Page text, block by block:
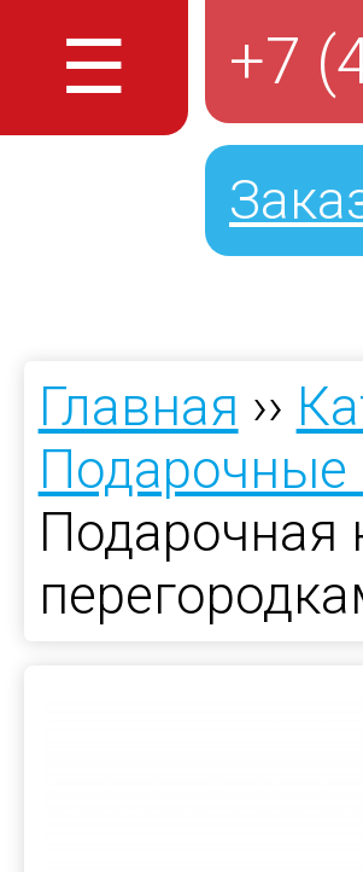
☰ +7
Главная ››
Подарочные
Подарочная